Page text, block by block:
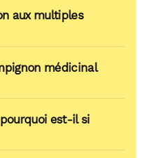
aux multiples
médicinal
est-il si